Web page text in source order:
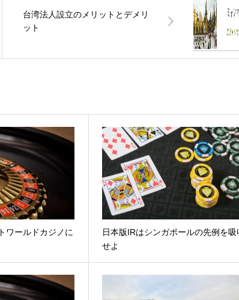
台湾法人設立のメリットとデメリ
ット
ワールドカジノに
日本版IRはシンガポールの先例を吸
せよ